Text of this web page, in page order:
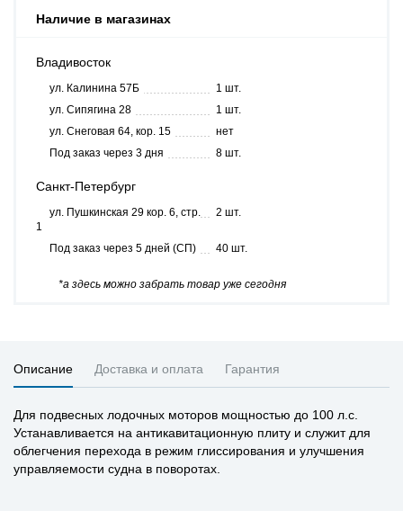
Наличие в магазинах
Владивосток
ул. Калинина 57Б
1 шт.
ул. Сипягина 28
1 шт.
ул. Снеговая 64, кор. 15
нет
Под заказ через 3 дня
8 шт.
Санкт-Петербург
ул. Пушкинская 29 кор. 6, стр.
1
2 шт.
Под заказ через 5 дней (СП) 40 шт.
*а здесь можно забрать товар уже сегодня
Описание Доставка и оплата Гарантия
Для подвесных лодочных моторов мощностью до 100 л.с.
Устанавливается на антикавитационную плиту и служит для
облегчения перехода в режим глиссирования и улучшения
управляемости судна в поворотах.